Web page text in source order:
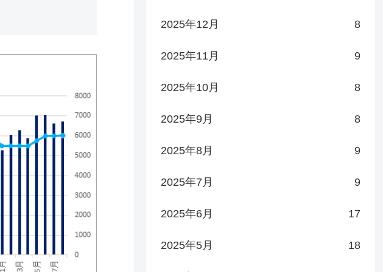
2025年12月 8
2025年11月 9
2025年10月 8
2025年9月 8
2025年8月 9
2025年7月 9
2025年6月 17
2025年5月 18